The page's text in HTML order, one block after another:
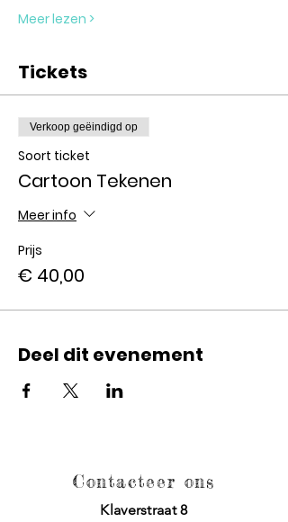
Meer lezen >
Tickets
Verkoop geëindigd op
Soort ticket
Cartoon Tekenen
Meer info
Prijs
€ 40,00
Deel dit evenement
Contacteer ons
Klaverstraat 8